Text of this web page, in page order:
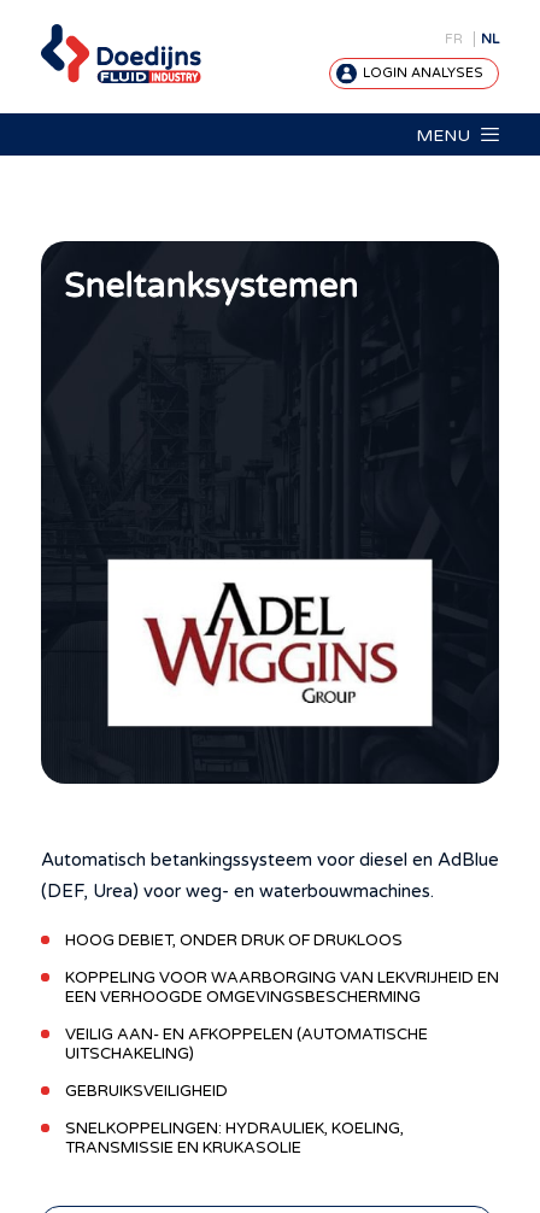
LOGIN ANALYSES
FR NL
MENU
Sneltanksystemen
Automatisch betankingssysteem voor diesel en AdBlue
(DEF, Urea) voor weg- en waterbouwmachines.
HOOG DEBIET, ONDER DRUK OF DRUKLOOS
KOPPELING VOOR WAARBORGING VAN LEKVRIJHEID EN
EEN VERHOOGDE OMGEVINGSBESCHERMING
VEILIG AAN- EN AFKOPPELEN (AUTOMATISCHE
UITSCHAKELING)
GEBRUIKSVEILIGHEID
SNELKOPPELINGEN: HYDRAULIEK, KOELING,
TRANSMISSIE EN KRUKASOLIE